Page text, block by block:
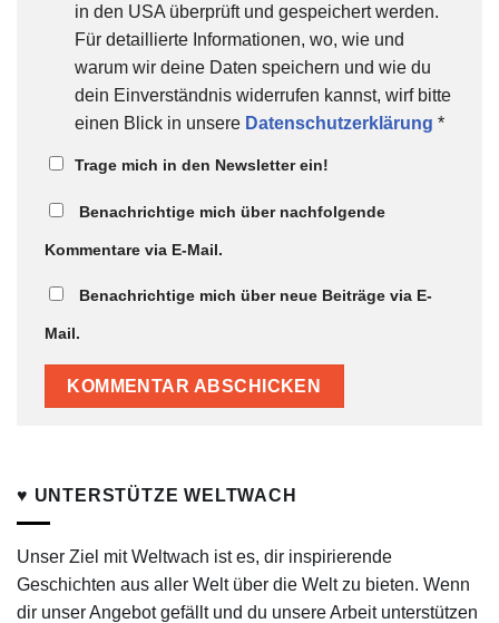
in den USA überprüft und gespeichert werden.
Für detaillierte Informationen, wo, wie und
warum wir deine Daten speichern und wie du
dein Einverständnis widerrufen kannst, wirf bitte
einen Blick in unsere Datenschutzerklärung *
Trage mich in den Newsletter ein!
Benachrichtige mich über nachfolgende
Kommentare via E-Mail.
Benachrichtige mich über neue Beiträge via E-
Mail.
♥ UNTERSTÜTZE WELTWACH
Unser Ziel mit Weltwach ist es, dir inspirierende
Geschichten aus aller Welt über die Welt zu bieten. Wenn
dir unser Angebot gefällt und du unsere Arbeit unterstützen